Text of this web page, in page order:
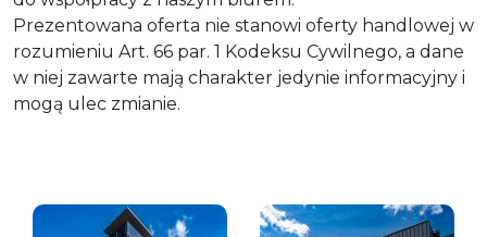
Prezentowana oferta nie stanowi oferty handlowej w
rozumieniu Art. 66 par. 1 Kodeksu Cywilnego, a dane
w niej zawarte mają charakter jedynie informacyjny i
mogą ulec zmianie.